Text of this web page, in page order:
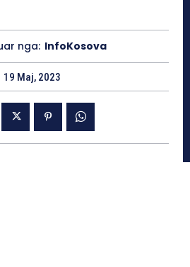
nga: InfoKosova
19 Maj, 2023